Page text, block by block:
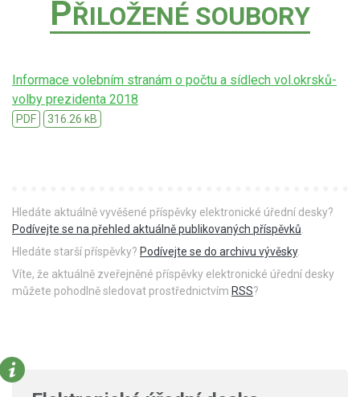
PŘILOŽENÉ SOUBORY
Informace volebním stranám o počtu a sídlech vol.okrsků-
volby prezidenta 2018
PDF 316.26 kB
Hledáte aktuálně vyvěšené příspěvky elektronické úřední desky?
Podívejte se na přehled aktuálně publikovaných příspěvků
Hledáte starší příspěvky? Podívejte se do archivu vývěsky.
Víte, že aktuálně zveřejněné příspěvky elektronické úřední desky
můžete pohodlně sledovat prostřednictvím RSS?